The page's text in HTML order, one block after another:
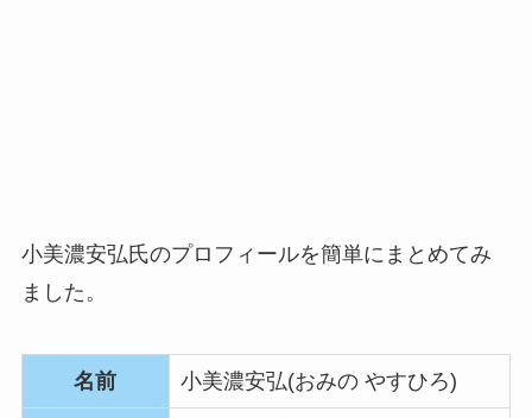
小美濃安弘氏のプロフィールを簡単にまとめてみ
ました。
名前 小美濃安弘(おみの やすひろ)